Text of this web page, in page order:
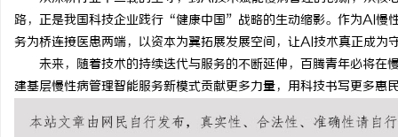
路，正是我国科技企业践行“健康中国”战略的生动缩影。作为AI慢
务为桥连接医患两端，以资本为翼拓展发展空间，让AI技术真正成
未来，随着技术的持续迭代与服务的不断延伸，百腾青年必将在
建基层慢性病管理智能服务新模式贡献更多力量，用科技书写更多惠